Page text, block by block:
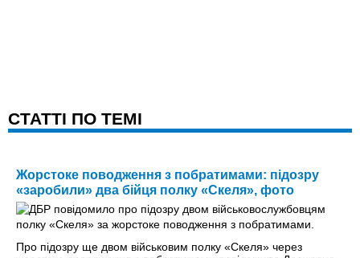
CТАТТІ ПО ТЕМІ
Жорстоке поводження з побратимами: підозру
«заробили» два бійця полку «Скеля», фото
Про підозру ще двом військовим полку «Скеля» через